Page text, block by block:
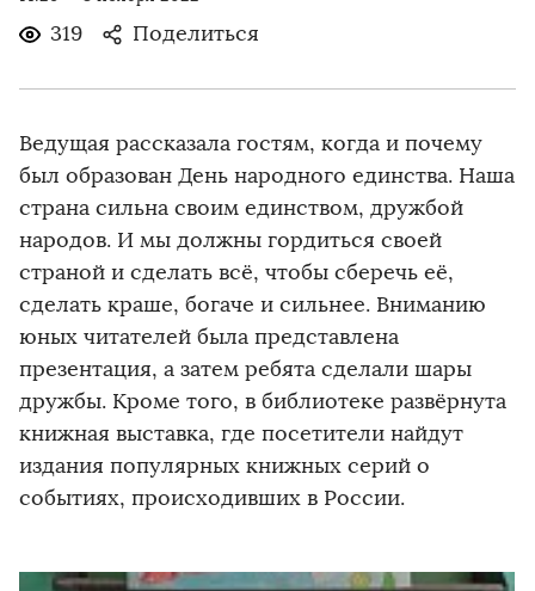
319 Поделиться
Ведущая рассказала гостям, когда и почему
был образован День народного единства. Наша
страна сильна своим единством, дружбой
народов. И мы должны гордиться своей
страной и сделать всё, чтобы сберечь её,
сделать краше, богаче и сильнее. Вниманию
юных читателей была представлена
презентация, а затем ребята сделали шары
дружбы. Кроме того, в библиотеке развёрнута
книжная выставка, где посетители найдут
издания популярных книжных серий о
событиях, происходивших в России.